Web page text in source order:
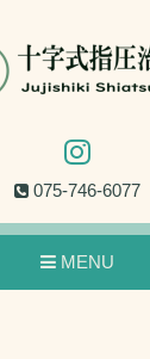
075-746-6077
MENU